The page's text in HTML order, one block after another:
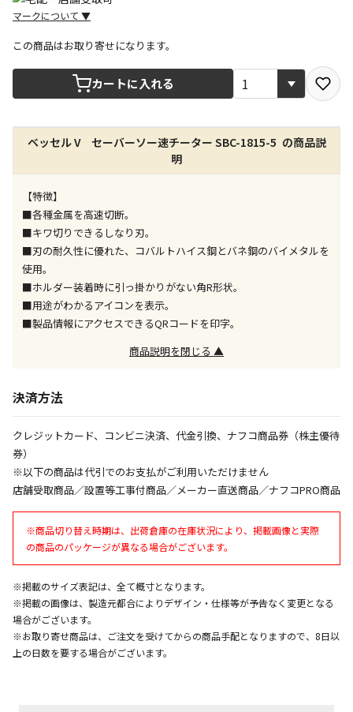
マークについて ▼
宅配や店舗受取を選択できる商品です
店舗のみで受取できる商品です（宅配便でのお届けが
できません）
※同時購入の商品は、全て同じ店舗での受取となりま
す
特定の店舗のみで受取ができる商品です（宅配便での
お届けができません）
※同時購入の商品は、全て同じ店舗での受取となりま
す
委託業者によりお届けする商品です
※ほか商品との同時購入はできません。お手数です
が、ご購入手続きを分けてお買い求めください
※支払い方法の代金引換は選択できません。
※電話注文はできません。
出荷いたします。
ただし、メーカーの営業日に基づき出荷手続きを行う
ため、通常よりお時間をいただく場合がございます。
また、日曜・祝日や年末年始などの長期休業期間中
は、休業明けからの出荷対応となります。
お見積商品です。金額・施工日はお打ち合わせの上、
決定となります。
この商品はお取り寄せになります。
カートに入れる
ベッセル V セーバーソー速チーター SBC-1815-5 の商品説
明
【特徴】
■各種金属を高速切断。
■キワ切りできるしなり刃。
■刃の耐久性に優れた、コバルトハイス鋼とバネ鋼のバイメタルを
使用。
■ホルダー装着時に引っ掛かりがない角R形状。
■用途がわかるアイコンを表示。
■製品情報にアクセスできるQRコードを印字。
商品説明を閉じる ▲
決済方法
クレジットカード、コンビニ決済、代金引換、ナフコ商品券（株主優待
券）
※以下の商品は代引でのお支払がご利用いただけません
店舗受取商品／設置等工事付商品／メーカー直送商品／ナフコPRO商品
※商品切り替え時期は、出荷倉庫の在庫状況により、掲載画像と実際
の商品のパッケージが異なる場合がございます。
※掲載のサイズ表記は、全て概寸となります。
※掲載の画像は、製造元都合によりデザイン・仕様等が予告なく変更となる
場合がございます。
※お取り寄せ商品は、ご注文を受けてからの商品手配となりますので、8日以
上の日数を要する場合がございます。